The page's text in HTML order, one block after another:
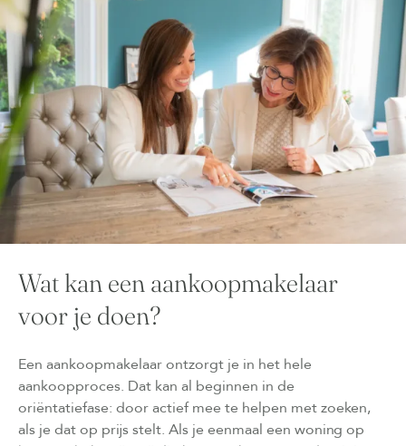
Wat kan een aankoopmakelaar
voor je doen?
Een aankoopmakelaar ontzorgt je in het hele
aankoopproces. Dat kan al beginnen in de
oriëntatiefase: door actief mee te helpen met zoeken,
als je dat op prijs stelt. Als je eenmaal een woning op